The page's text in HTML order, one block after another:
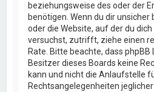
beziehungsweise des oder der
benötigen. Wenn du dir unsicher
oder die Website, auf der du
versuchst, zutrifft, ziehe einen
Rate. Bitte beachte, dass phpBB
Besitzer dieses Boards keine
kann und nicht die Anlaufstelle
Rechtsangelegenheiten